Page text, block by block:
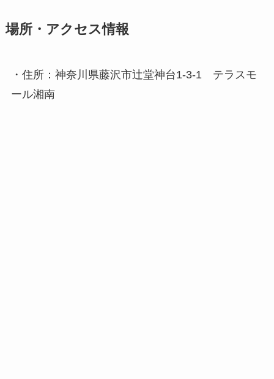
場所・アクセス情報
・住所：神奈川県藤沢市辻堂神台1-3-1 テラスモ
ール湘南